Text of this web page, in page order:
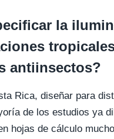
la
antiinsectos?
Rica, diseñar para
de los estudios ya
hojas de cálculo